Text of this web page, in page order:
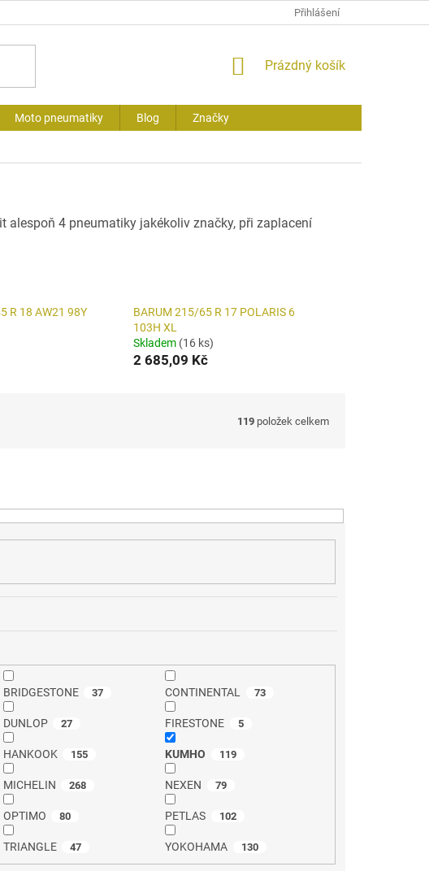
Přihlášení
NÁKUPNÍ
Prázdný košík
Moto pneumatiky Blog Značky
alespoň 4 pneumatiky jakékoliv značky, při zaplacení
R 18 AW21 98Y
BARUM 215/65 R 17 POLARIS 6
103H XL
Skladem (16 ks)
2 685,09 Kč
119 položek celkem
BRIDGESTONE 37 CONTINENTAL 73
DUNLOP 27 FIRESTONE 5
HANKOOK 155 KUMHO 119
MICHELIN 268 NEXEN 79
OPTIMO 80 PETLAS 102
TRIANGLE 47 YOKOHAMA 130